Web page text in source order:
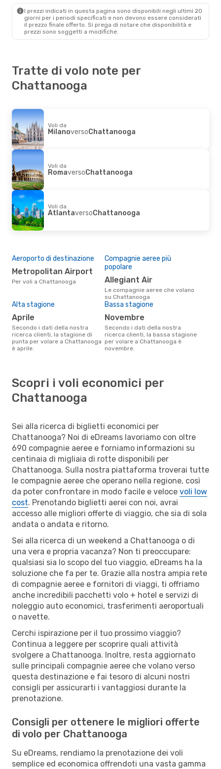
I prezzi indicati in questa pagina sono disponibili negli ultimi 20
giorni per i periodi specificati e non devono essere considerati
il ​​prezzo finale offerto. Si prega di notare che disponibilità e
prezzi sono soggetti a modifiche.
Tratte di volo note per
Chattanooga
Voli da
MilanoversoChattanooga
Voli da
RomaversoChattanooga
Voli da
AtlantaversoChattanooga
Aeroporto di destinazione
Metropolitan Airport
Per voli a Chattanooga
Compagnie aeree più
popolare
Allegiant Air
Le compagnie aeree che volano
su Chattanooga
Alta stagione
aprile
Secondo i dati della nostra
ricerca clienti, la stagione di
punta per volare a Chattanooga
è aprile.
Bassa stagione
novembre
Secondo i dati della nostra
ricerca clienti, la bassa stagione
per volare a Chattanooga è
novembre.
Scopri i voli economici per
Chattanooga
Sei alla ricerca di biglietti economici per
Chattanooga? Noi di eDreams lavoriamo con oltre
690 compagnie aeree e forniamo informazioni su
centinaia di migliaia di rotte disponibili per
Chattanooga. Sulla nostra piattaforma troverai tutte
le compagnie aeree che operano nella regione, così
da poter confrontare in modo facile e veloce voli low
cost. Prenotando biglietti aerei con noi, avrai
accesso alle migliori offerte di viaggio, che sia di sola
andata o andata e ritorno.
Sei alla ricerca di un weekend a Chattanooga o di
una vera e propria vacanza? Non ti preoccupare:
qualsiasi sia lo scopo del tuo viaggio, eDreams ha la
soluzione che fa per te. Grazie alla nostra ampia rete
di compagnie aeree e fornitori di viaggi, ti offriamo
anche incredibili pacchetti volo + hotel e servizi di
noleggio auto economici, trasferimenti aeroportuali
o navette.
Cerchi ispirazione per il tuo prossimo viaggio?
Continua a leggere per scoprire quali attività
svolgere a Chattanooga. Inoltre, resta aggiornato
sulle principali compagnie aeree che volano verso
questa destinazione e fai tesoro di alcuni nostri
consigli per assicurarti i vantaggiosi durante la
prenotazione.
Consigli per ottenere le migliori offerte
di volo per Chattanooga
Su eDreams, rendiamo la prenotazione dei voli
semplice ed economica offrendoti una vasta gamma